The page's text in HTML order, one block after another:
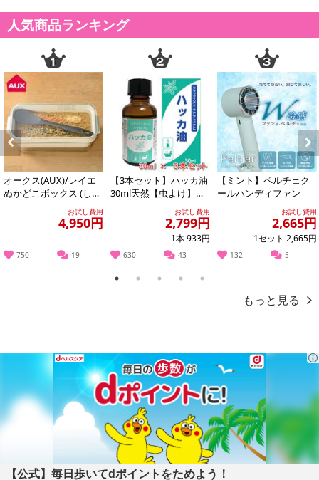
※お申込み後のキャンセルはお受けできません。
記載されている内容を必ずご確認いただき、お届けする商品セット
にご納得いただきましたうえでお申し込みください。
※パッケージ変更や商品リニューアル(成分など含む)等により、参考
の掲載画像や画像内のバーコードなど、お届け商品と多少異なる場
合がございます。
また、[新たな加工食品の原料原産地表示制度]の経過措置期間の終
了により、商品詳細内に記載の原産国・原材料の表記が旧表記の場
合がございます。
あらかじめご了承いただいた上でお申込みください。なお、本理由
によるお申込み後のキャンセル・返品交換は対応いたしかねます。
【お支払いについて】
※送料はお試し費用に含まれております。
※お支払い方法は、電話料金合算払い、クレジットカード、dポイン
※会員様のご都合でお受取りいただけない場合、商品の再発送や返
金はいたしかねます。
また、お届け日時のご指定は、お受けできません。宅配業者からの
不在票にてご対応ください。
※発送予定日は前後する場合がございます。また商品によって発送
※dショッピングサンプル百貨店よりお届けする商品は、ご利用いた
だいた後のご感想をいただくことを目的としており、転売等は固く
人気商品ランキング
Previous
オークス(AUX)/レイエ
ぬかどこボックス (しゃ
もじ付き) ※日本製/LE
お試し費用
4,950円
750 19
【3本セット】ハッカ油
30ml天然【虫よけ】
【消臭対策】【アロマ
に】【バスタイム...
お試し費用
2,799円
1本 933円
630 43
【ミント】ペルチェク
ールハンディファン
お試し費用
2,665円
1セット 2,665円
132 5
Next
1 2 3 4 5
もっと見る
【公式】毎日歩いてdポイントをためよう！